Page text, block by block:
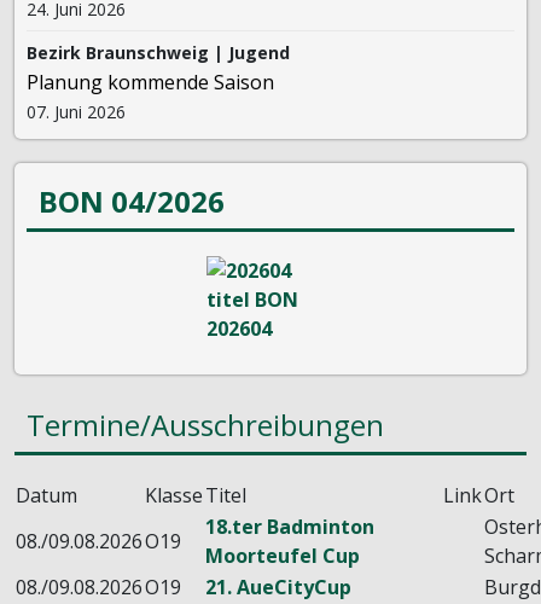
24. Juni 2026
Bezirk Braunschweig | Jugend
Planung kommende Saison
07. Juni 2026
BON 04/2026
Termine/Ausschreibungen
Datum KlasseTitel LinkOrt
08./09.08.2026O19
18.ter Badminton
Moorteufel Cup
08./09.08.2026O19 21. AueCityCup